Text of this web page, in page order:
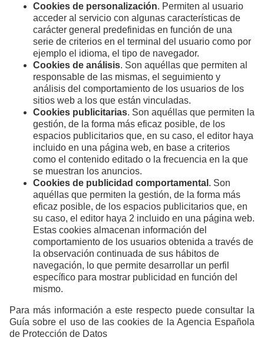
Cookies de personalización. Permiten al usuario
acceder al servicio con algunas características de
carácter general predefinidas en función de una
serie de criterios en el terminal del usuario como por
ejemplo el idioma, el tipo de navegador.
Cookies de análisis. Son aquéllas que permiten al
responsable de las mismas, el seguimiento y
análisis del comportamiento de los usuarios de los
sitios web a los que están vinculadas.
Cookies publicitarias. Son aquéllas que permiten la
gestión, de la forma más eficaz posible, de los
espacios publicitarios que, en su caso, el editor haya
incluido en una página web, en base a criterios
como el contenido editado o la frecuencia en la que
se muestran los anuncios.
Cookies de publicidad comportamental . Son
aquéllas que permiten la gestión, de la forma más
eficaz posible, de los espacios publicitarios que, en
su caso, el editor haya 2 incluido en una página web.
Estas cookies almacenan información del
comportamiento de los usuarios obtenida a través de
la observación continuada de sus hábitos de
navegación, lo que permite desarrollar un perfil
específico para mostrar publicidad en función del
mismo.
Para más información a este respecto puede consultar la
Guía sobre el uso de las cookies de la Agencia Española
de Protección de Datos